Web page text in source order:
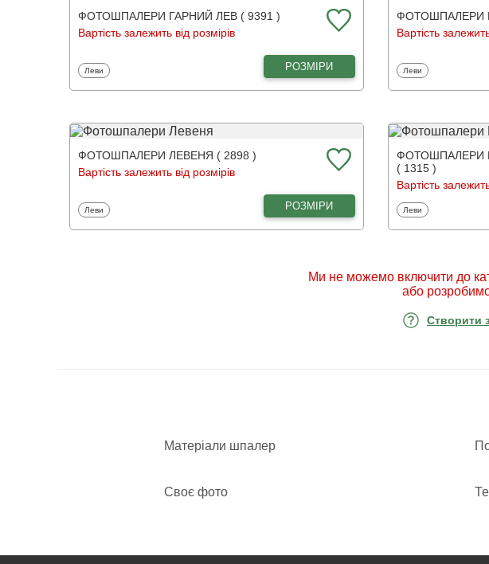
ФОТОШПАЛЕРИ ГАРНИЙ ЛЕВ ( 9391 )
Вартість залежить від розмірів
Фотошпалери
Леви РОЗМІРИ
ФОТОШПАЛЕРИ
Вартість
Фотошпалери
Леви
ФОТОШПАЛЕРИ ЛЕВЕНЯ ( 2898 )
Вартість залежить від розмірів
Фотошпалери
Леви РОЗМІРИ
ФОТОШПАЛЕРИ
( 1315 )
Вартість
Фотошпалери
Леви
Ми не можемо включити до
або
Створити
Матеріали шпалер
Своє фото